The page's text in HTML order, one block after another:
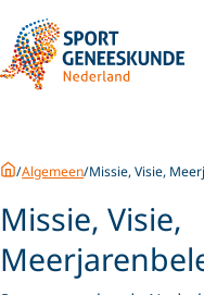
HomeAlgemeen Missie, Visie,
Missie, Visie,